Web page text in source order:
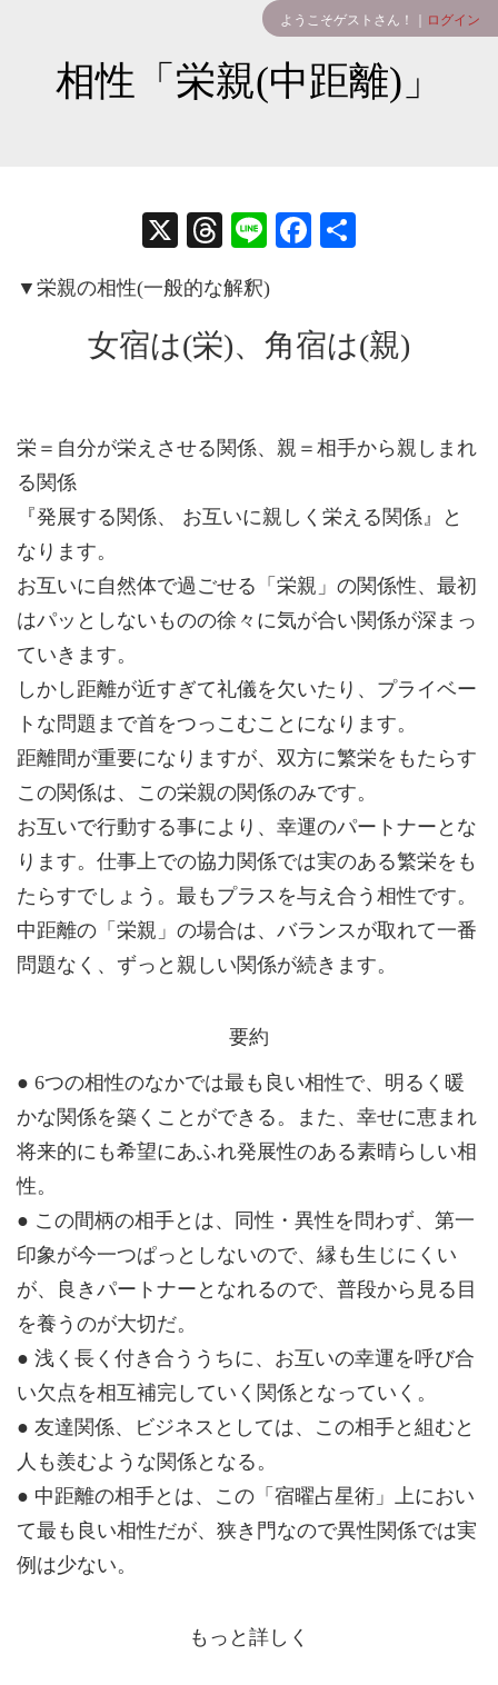
ようこそゲストさん！｜ ログイン
相性「栄親(中距離)」
X
T
ea
ds
Li
Fa
ok
▼栄親の相性(一般的な解釈)
女宿は(栄)、角宿は(親)
栄＝自分が栄えさせる関係、親＝相手から親しまれ
る関係
『発展する関係、 お互いに親しく栄える関係』と
なります。
お互いに自然体で過ごせる「栄親」の関係性、最初
はパッとしないものの徐々に気が合い関係が深まっ
ていきます。
しかし距離が近すぎて礼儀を欠いたり、プライベー
トな問題まで首をつっこむことになります。
距離間が重要になりますが、双方に繁栄をもたらす
この関係は、この栄親の関係のみです。
お互いで行動する事により、幸運のパートナーとな
ります。仕事上での協力関係では実のある繁栄をも
たらすでしょう。最もプラスを与え合う相性です。
中距離の「栄親」の場合は、バランスが取れて一番
問題なく、ずっと親しい関係が続きます。
要約
● 6つの相性のなかでは最も良い相性で、明るく暖
かな関係を築くことができる。また、幸せに恵まれ
将来的にも希望にあふれ発展性のある素晴らしい相
性。
● この間柄の相手とは、同性・異性を問わず、第一
印象が今一つぱっとしないので、縁も生じにくい
が、良きパートナーとなれるので、普段から見る目
を養うのが大切だ。
● 浅く長く付き合ううちに、お互いの幸運を呼び合
い欠点を相互補完していく関係となっていく。
● 友達関係、ビジネスとしては、この相手と組むと
人も羨むような関係となる。
● 中距離の相手とは、この「宿曜占星術」上におい
て最も良い相性だが、狭き門なので異性関係では実
例は少ない。
もっと詳しく